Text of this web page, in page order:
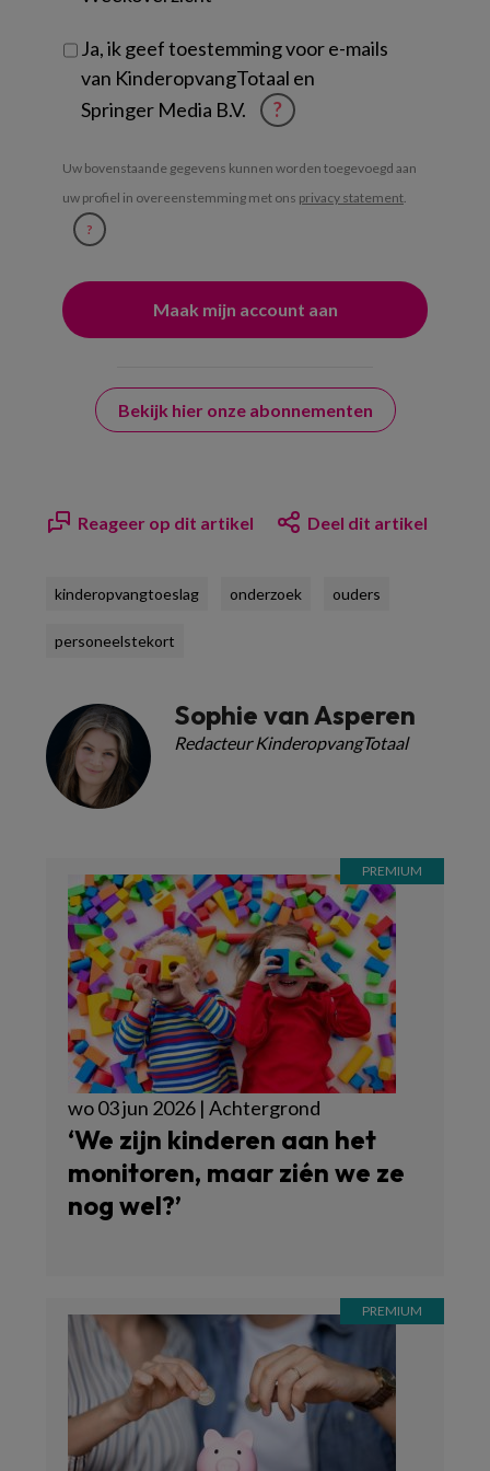
Ja, ik geef toestemming voor e-mails
van KinderopvangTotaal en
Springer Media B.V.
?
Uw bovenstaande gegevens kunnen worden toegevoegd aan
uw profiel in overeenstemming met ons privacy statement
?
Bekijk hier onze abonnementen
Reageer op dit artikel Deel dit artikel
kinderopvangtoeslag onderzoek ouders
personeelstekort
Sophie van Asperen
Redacteur KinderopvangTotaal
wo 03 jun 2026 | Achtergrond
‘We zijn kinderen aan het
monitoren, maar zién we ze
nog wel?’